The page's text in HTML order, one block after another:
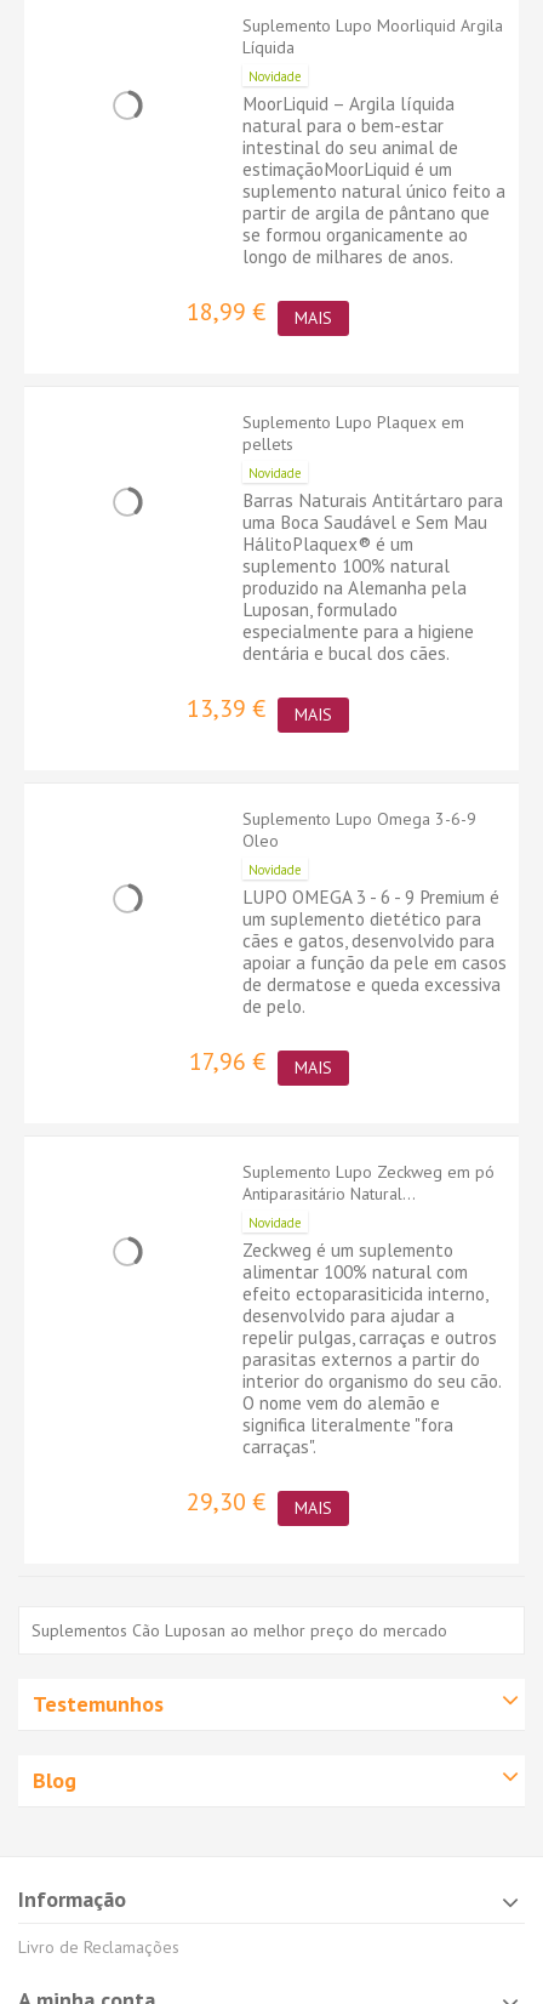
Suplemento Lupo Moorliquid Argila
Líquida
Novidade
MoorLiquid – Argila líquida
natural para o bem-estar
intestinal do seu animal de
estimaçãoMoorLiquid é um
suplemento natural único feito a
partir de argila de pântano que
se formou organicamente ao
longo de milhares de anos.
18,99 € MAIS
Suplemento Lupo Plaquex em
pellets
Novidade
Barras Naturais Antitártaro para
uma Boca Saudável e Sem Mau
HálitoPlaquex® é um
suplemento 100% natural
produzido na Alemanha pela
Luposan, formulado
especialmente para a higiene
dentária e bucal dos cães.
13,39 € MAIS
Suplemento Lupo Omega 3-6-9
Oleo
Novidade
LUPO OMEGA 3 - 6 - 9 Premium é
um suplemento dietético para
cães e gatos, desenvolvido para
apoiar a função da pele em casos
de dermatose e queda excessiva
de pelo.
17,96 € MAIS
Suplemento Lupo Zeckweg em pó
Antiparasitário Natural...
Novidade
Zeckweg é um suplemento
alimentar 100% natural com
efeito ectoparasiticida interno,
desenvolvido para ajudar a
repelir pulgas, carraças e outros
parasitas externos a partir do
interior do organismo do seu cão.
O nome vem do alemão e
significa literalmente "fora
carraças".
29,30 € MAIS
Suplementos Cão Luposan ao melhor preço do mercado
Testemunhos
Blog
Informação
Livro de Reclamações